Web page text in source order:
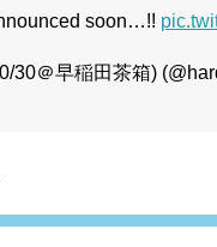
soon…!!
30＠早稲田茶箱)